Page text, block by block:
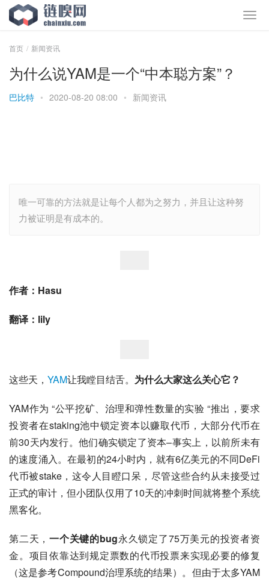
首页 新闻资讯
为什么说YAM是一个“中本聪方案”？
巴比特 • 2020-08-20 08:00 • 新闻资讯
唯一可靠的方法就是让每个人都为之努力，并且让这种努
力被证明是有成本的。
作者：Hasu
翻译：lily
这些天， YAM让我瞠目结舌。 为什么大家这么关心它？
YAM作为 “公平挖矿、治理和弹性数量的实验 “推出，要求
投资者在staking池中锁定资本以赚取代币，大部分代币在
前30天内发行。他们确实锁定了资本–事实上，以前所未有
的速度涌入。在最初的24小时内，就有6亿美元的不同DeFi
代币被stake，这令人目瞪口呆，尽管这些合约从未接受过
正式的审计，但小团队仅用了10天的冲刺时间就将整个系统
黑客化。
第二天，一个关键的bug永久锁定了75万美元的投资者资
金。项目依靠达到规定票数的代币投票来实现必要的修复
（这是参考Compound治理系统的结果）。但由于太多YAM